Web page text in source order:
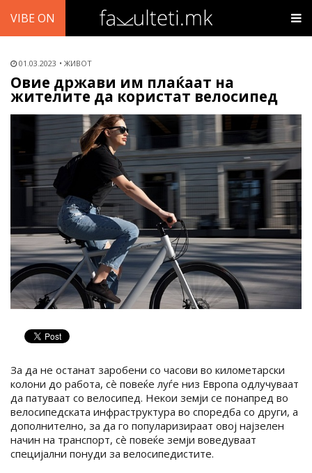
VIBE ON
01.03.2023 ЖИВОТ
Овие држави им плаќаат на
жителите да користат велосипед
За да не останат заробени со часови во километарски
колони до работа, сè повеќе луѓе низ Европа одлучуваат
да патуваат со велосипед. Некои земји се понапред во
велосипедската инфраструктура во споредба со други, а
дополнително, за да го популаризираат овој најзелен
начин на транспорт, сè повеќе земји воведуваат
специјални понуди за велосипедистите.